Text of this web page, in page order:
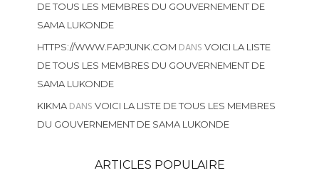
DE TOUS LES MEMBRES DU GOUVERNEMENT DE
SAMA LUKONDE
HTTPS://WWW.FAPJUNK.COM DANS VOICI LA LISTE
DE TOUS LES MEMBRES DU GOUVERNEMENT DE
SAMA LUKONDE
KIKMADANS VOICI LA LISTE DE TOUS LES MEMBRES
DU GOUVERNEMENT DE SAMA LUKONDE
ARTICLES POPULAIRE